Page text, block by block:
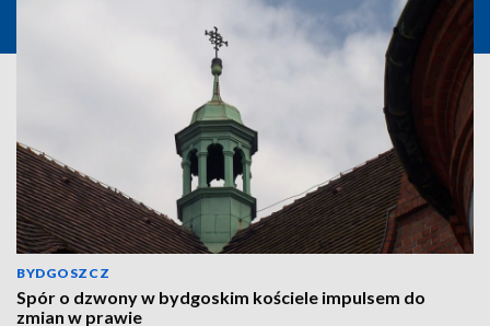
BYDGOSZCZ
Spór o dzwony w bydgoskim kościele impulsem do
zmian w prawie